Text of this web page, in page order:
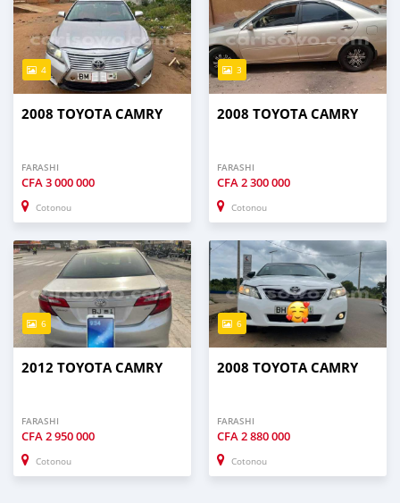
4
2008 TOYOTA CAMRY
FARASHI
CFA3 000 000
Cotonou
3
2008 TOYOTA CAMRY
FARASHI
CFA2 300 000
Cotonou
6
2012 TOYOTA CAMRY
FARASHI
CFA2 950 000
Cotonou
6
2008 TOYOTA CAMRY
FARASHI
CFA2 880 000
Cotonou